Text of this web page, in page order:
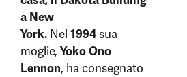
a New
York. Nel 1994sua
moglie, Yoko Ono
Lennon, ha consegnato